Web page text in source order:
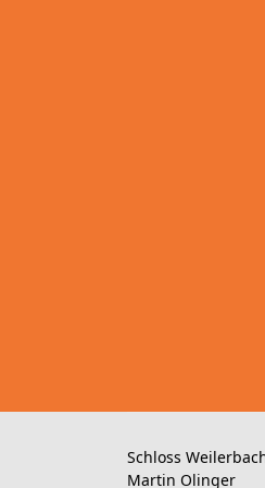
Schloss
Martin Olinger